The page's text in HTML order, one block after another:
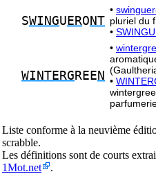
SWINGU ERO NT
•
pluriel du
•
WINTERG REE N
•
•
Liste conforme à la neuvième
scrabble.
Les définitions sont de courts
1Mot.net
.